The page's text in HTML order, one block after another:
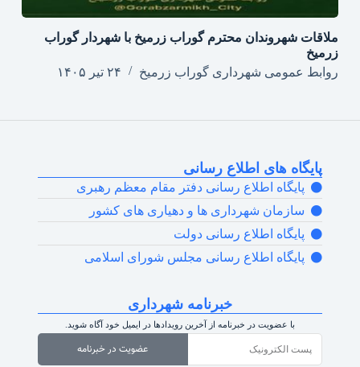
ملاقات شهروندان محترم گوراب زرمیخ با شهردار گوراب
زرمیخ
روابط عمومی شهرداری گوراب زرمیخ
۲۴ تیر ۱۴۰۵
پایگاه های اطلاع رسانی
پایگاه اطلاع رسانی دفتر مقام معظم رهبری
سازمان شهرداری ها و دهیاری های کشور
پایگاه اطلاع رسانی دولت
پایگاه اطلاع رسانی مجلس شورای اسلامی
خبرنامه شهرداری
با عضویت در خبرنامه از آخرین رویدادها در ایمیل خود آگاه شوید.
عضویت در خبرنامه